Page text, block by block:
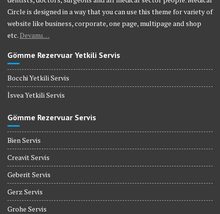
Circle is designed in a way that you can use this theme for variety of
website like business, corporate, one page, multipage and shop
etc. Devamı…
Gömme Rezervuar Yetkili Servis
Bocchi Yetkili Servis
İsvea Yetkili Servis
Gömme Rezervuar Servis
Bien Servis
Creavit Servis
Geberit Servis
Gerz Servis
Grohe Servis